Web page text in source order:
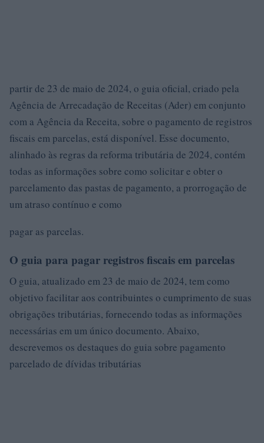
partir de 23 de maio de 2024, o guia oficial, criado pela
Agência de Arrecadação de Receitas (Ader) em conjunto
com a Agência da Receita, sobre o pagamento de registros
fiscais em parcelas, está disponível. Esse documento,
alinhado às regras da reforma tributária de 2024, contém
todas as informações sobre como solicitar e obter o
parcelamento das pastas de pagamento, a prorrogação de
um atraso contínuo e como
pagar as parcelas.
O guia para pagar registros fiscais em parcelas
O guia, atualizado em 23 de maio de 2024, tem como
objetivo facilitar aos contribuintes o cumprimento de suas
obrigações tributárias, fornecendo todas as informações
necessárias em um único documento. Abaixo,
descrevemos os destaques do guia sobre pagamento
parcelado de dívidas tributárias